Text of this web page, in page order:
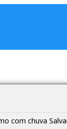
com chuva